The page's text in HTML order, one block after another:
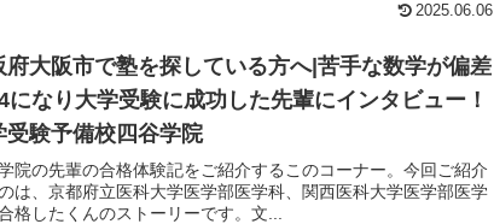
2025.06.06
府大阪市で塾を探している方へ|苦手な数学が偏差
になり大学受験に成功した先輩にインタビュー！
受験予備校四谷学院
院の先輩の合格体験記をご紹介するこのコーナー。今回ご紹介
は、京都府立医科大学医学部医学科、関西医科大学医学部医学
格したくんのストーリーです。文...